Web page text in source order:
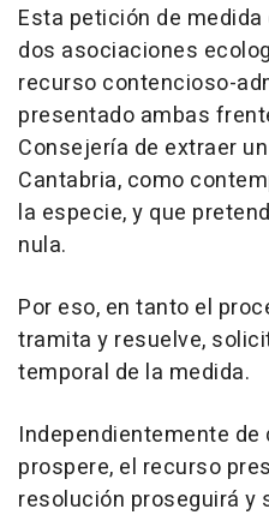
Esta petición de
dos asociaciones
recurso contencioso-
presentado ambas
Consejería de extraer
Cantabria, como
la especie, y que
nula.
Por eso, en tanto el
tramita y resuelve,
temporal de la medida.
Independientemente
prospere, el recurso
resolución proseguirá y